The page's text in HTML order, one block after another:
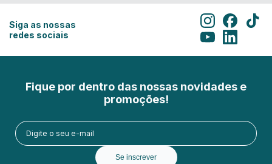
Siga as nossas
redes sociais
Fique por dentro das nossas novidades e
promoções!
Se inscrever